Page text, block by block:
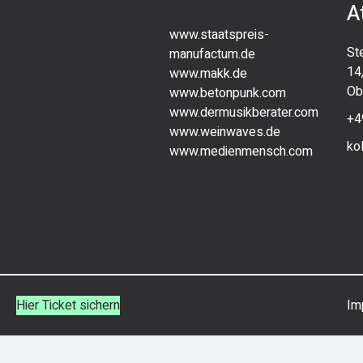
www.staatspreis-
manufactum.de
www.makk.de
www.betonpunk.com
www.dermusikberater.com
www.weinwaves.de
www.medienmensch.com
Hier Ticket sichern